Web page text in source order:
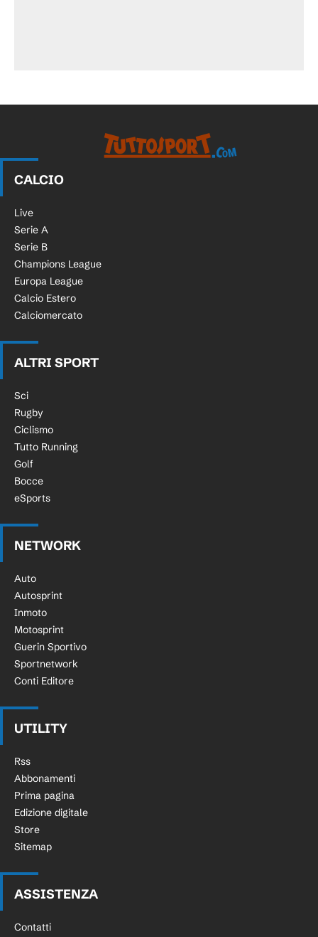
CALCIO
Live
Serie A
Serie B
Champions League
Europa League
Calcio Estero
Calciomercato
ALTRI SPORT
Sci
Rugby
Ciclismo
Tutto Running
Golf
Bocce
eSports
NETWORK
Auto
Autosprint
Inmoto
Motosprint
Guerin Sportivo
Sportnetwork
Conti Editore
UTILITY
Rss
Abbonamenti
Prima pagina
Edizione digitale
Store
Sitemap
ASSISTENZA
Contatti